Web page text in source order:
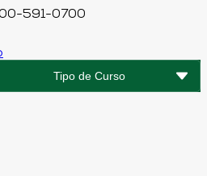
591-0700